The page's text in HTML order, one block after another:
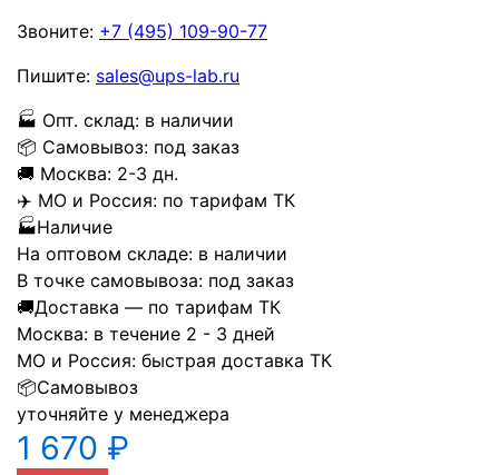
Звоните: +7 (495) 109-90-77
Пишите: sales@ups-lab.ru
🏭 Опт. склад: в наличии
📦 Самовывоз: под заказ
🚚 Москва: 2-3 дн.
✈️ МО и Россия: по тарифам ТК
🏭Наличие
На оптовом складе: в наличии
В точке самовывоза: под заказ
🚚Доставка — по тарифам ТК
Москва: в течение 2 - 3 дней
МО и Россия: быстрая доставка ТК
📦Самовывоз
уточняйте у менеджера
1 670 ₽